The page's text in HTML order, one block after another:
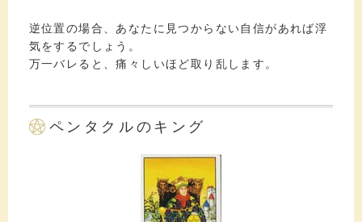
逆位置の場合、あなたに見つからない自信があれば浮
気をするでしょう。
万一バレると、痛々しいほど取り乱します。
ペンタクルのキング